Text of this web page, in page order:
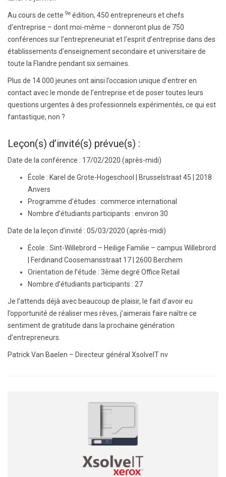
Au cours de cette 9e édition, 450 entrepreneurs et chefs
d’entreprise – dont moi-même – donneront plus de 750
conférences sur l’entrepreneuriat et l’esprit d’entreprise dans des
établissements d’enseignement secondaire et universitaire de
toute la Flandre pendant six semaines.
Plus de 14 000 jeunes ont ainsi l’occasion unique d’entrer en
contact avec le monde de l’entreprise et de poser toutes leurs
questions urgentes à des professionnels expérimentés, ce qui est
fantastique, non ?
Leçon(s) d’invité(s) prévue(s) :
Date de la conférence : 17/02/2020 (après-midi)
École : Karel de Grote-Hogeschool | Brusselstraat 45 | 2018
Anvers
Programme d’études : commerce international
Nombre d’étudiants participants : environ 30
Date de la leçon d’invité : 05/03/2020 (après-midi)
École : Sint-Willebrord – Heilige Familie – campus Willebrord
| Ferdinand Coosemansstraat 17 | 2600 Berchem
Orientation de l’étude : 3ème degré Office Retail
Nombre d’étudiants participants : 27
Je l’attends déjà avec beaucoup de plaisir, le fait d’avoir eu
l’opportunité de réaliser mes rêves, j’aimerais faire naître ce
sentiment de gratitude dans la prochaine génération
d’entrepreneurs.
Patrick Van Baelen – Directeur général XsolveIT nv